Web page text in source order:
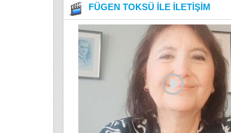
FÜGEN TOKSÜ İLE İLETİŞİM